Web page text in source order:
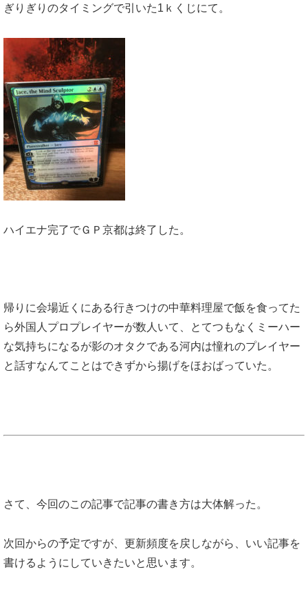
ぎりぎりのタイミングで引いた1ｋくじにて。
ハイエナ完了でＧＰ京都は終了した。
帰りに会場近くにある行きつけの中華料理屋で飯を食ってた
ら外国人プロプレイヤーが数人いて、とてつもなくミーハー
な気持ちになるが影のオタクである河内は憧れのプレイヤー
と話すなんてことはできずから揚げをほおばっていた。
さて、今回のこの記事で記事の書き方は大体解った。
次回からの予定ですが、更新頻度を戻しながら、いい記事を
書けるようにしていきたいと思います。